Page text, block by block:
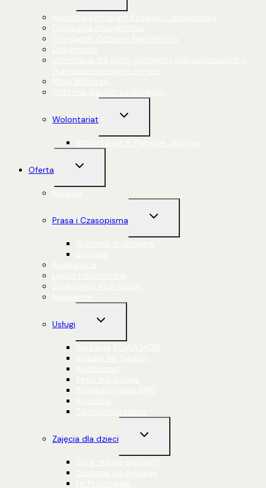
podrzędne
Wolontariat
Przełącz
podrzędne
Oferta
Przełącz
podrzędne
Prasa i Czasopisma
Przełącz
podrzędne
Usługi
Przełącz
podrzędne
Zajęcia dla dzieci
Przełącz
podrzędne